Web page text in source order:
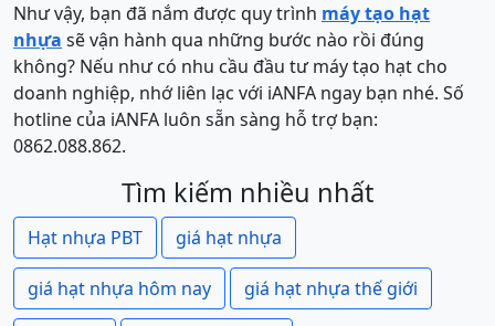
Như vậy, bạn đã nắm được quy trình máy tạo hạt
nhựa sẽ vận hành qua những bước nào rồi đúng
không? Nếu như có nhu cầu đầu tư máy tạo hạt cho
doanh nghiệp, nhớ liên lạc với iANFA ngay bạn nhé. Số
hotline của iANFA luôn sẵn sàng hỗ trợ bạn:
0862.088.862.
Tìm kiếm nhiều nhất
Hạt nhựa PBT giá hạt nhựa
giá hạt nhựa hôm nay giá hạt nhựa thế giới